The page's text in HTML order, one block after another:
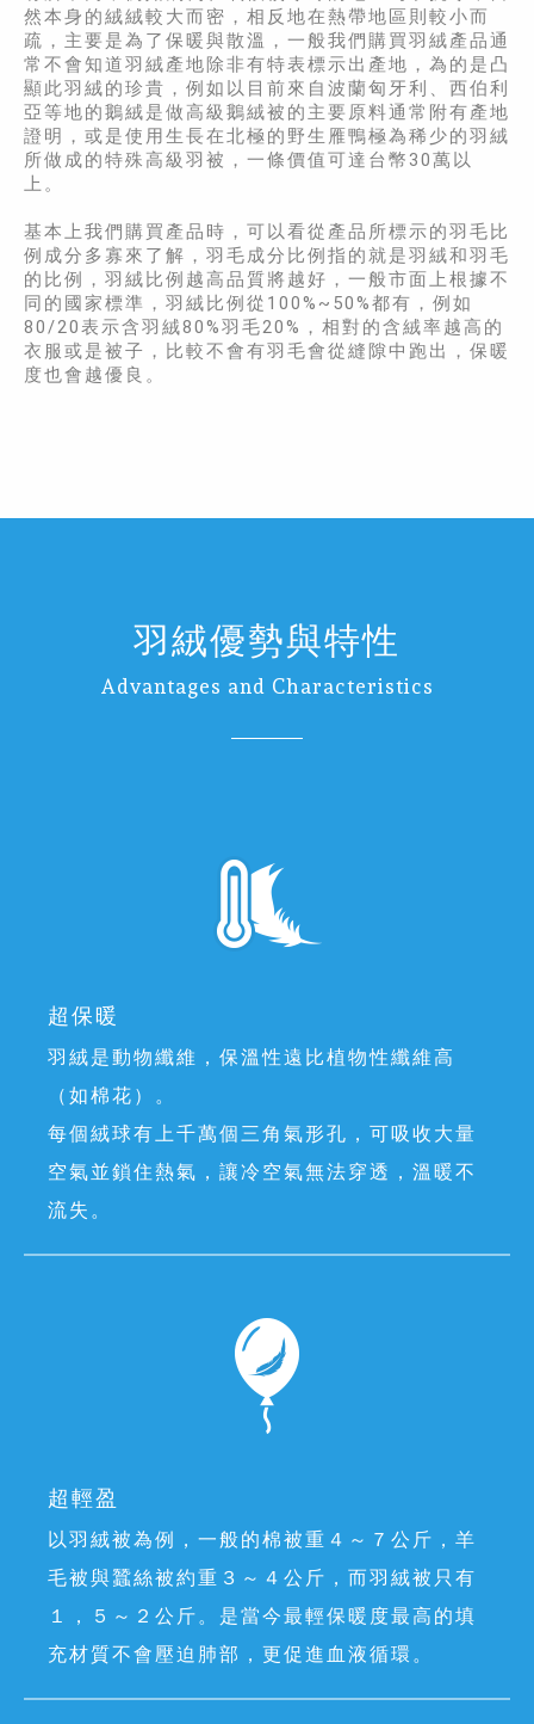
然本身的絨絨較大而密，相反地在熱帶地區則較小而
疏，主要是為了保暖與散溫，一般我們購買羽絨產品通
常不會知道羽絨產地除非有特表標示出產地，為的是凸
顯此羽絨的珍貴，例如以目前來自波蘭匈牙利、西伯利
亞等地的鵝絨是做高級鵝絨被的主要原料通常附有產地
證明，或是使用生長在北極的野生雁鴨極為稀少的羽絨
所做成的特殊高級羽被，一條價值可達台幣30萬以
上。
基本上我們購買產品時，可以看從產品所標示的羽毛比
例成分多寡來了解，羽毛成分比例指的就是羽絨和羽毛
的比例，羽絨比例越高品質將越好，一般市面上根據不
同的國家標準，羽絨比例從100%~50%都有，例如
80/20表示含羽絨80%羽毛20%，相對的含絨率越高的
衣服或是被子，比較不會有羽毛會從縫隙中跑出，保暖
度也會越優良。
羽絨優勢與特性
Advantages and Characteristics
超保暖
羽絨是動物纖維，保溫性遠比植物性纖維高
（如棉花）。
每個絨球有上千萬個三角氣形孔，可吸收大量
空氣並鎖住熱氣，讓冷空氣無法穿透，溫暖不
流失。
超輕盈
以羽絨被為例，一般的棉被重４～７公斤，羊
毛被與蠶絲被約重３～４公斤，而羽絨被只有
１，５～２公斤。是當今最輕保暖度最高的填
充材質不會壓迫肺部，更促進血液循環。